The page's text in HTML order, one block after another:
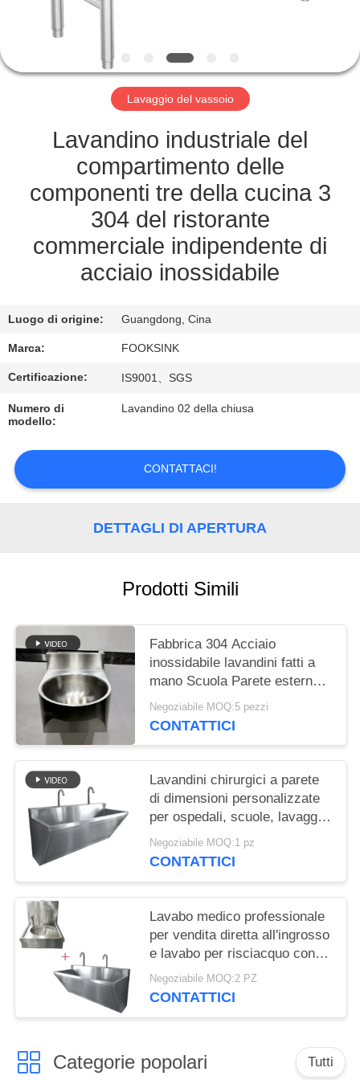
CONTROLLO
QUALITÀ
CONTATTICI
RICHIEDA
UNA
CITAZIONE
SITO
PRIVACY
Lavaggio del vassoio
Lavandino industriale del
compartimento delle
componenti tre della cucina 3
304 del ristorante
commerciale indipendente di
acciaio inossidabile
Luogo di origine: Guangdong, Cina
Marca: FOOKSINK
Certificazione: IS9001、SGS
Numero di
modello:
Lavandino 02 della chiusa
CONTATTACI!
DETTAGLI DI APERTURA
Prodotti Simili
Fabbrica 304 Acciaio
inossidabile lavandini fatti a
mano Scuola Parete esterna
Monte lavandino vasche
vasca lavandino lavandino
spazzolata vasca lavandino
personalizzata
Negoziabile MOQ:5 pezzi
CONTATTICI
Lavandini chirurgici a parete
di dimensioni personalizzate
per ospedali, scuole, lavaggio
mani, prezzo di fabbrica,
lavandino commerciale in
Negoziabile MOQ:1 pz
CONTATTICI
Lavabo medico professionale
per vendita diretta all'ingrosso
e lavabo per risciacquo con
pistola ad alta pressione
personalizzata per vasca di
Negoziabile MOQ:2 PZ
CONTATTICI
Categorie popolari Tutti